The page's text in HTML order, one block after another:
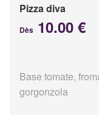
Pizza diva
Dès 10.00 €
Base tomate,
gorgonzola